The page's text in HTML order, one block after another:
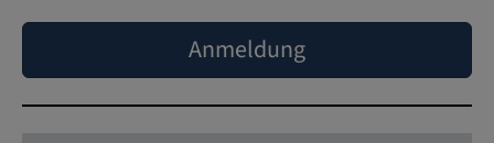
Anmeldung